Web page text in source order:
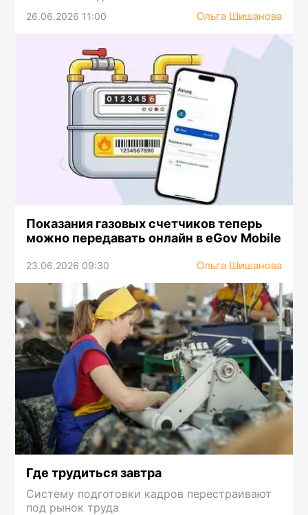
26.06.2026 11:00 Ольга Шишанова
Показания газовых счетчиков теперь
можно передавать онлайн в eGov Mobile
23.06.2026 09:30 Ольга Шишанова
Где трудиться завтра
Систему подготовки кадров перестраивают
под рынок труда